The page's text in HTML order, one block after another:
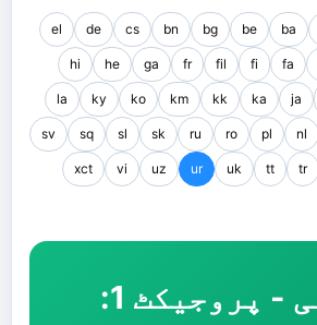
ba
be
bg
bn
cs
de
el
fa
fi
fil
fr
ga
he
hi
ja
ka
kk
km
ko
ky
la
nl
pl
ro
ru
sk
sl
sq
sv
tr
tt
uk
ur
uz
vi
xct
🚀 منی - پروجیکٹ 1: